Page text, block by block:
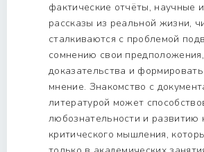
фактические отчёты, научные
рассказы из реальной жизни,
сталкиваются с проблемой
сомнению свои
доказательства и
мнение. Знакомство с
литературой может
любознательности и развитию
критического мышления,